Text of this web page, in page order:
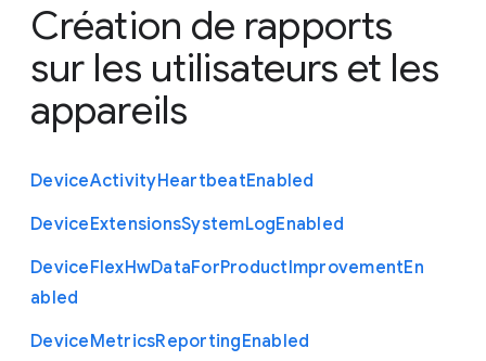
Création de rapports
sur les utilisateurs et les
appareils
DeviceActivityHeartbeatEnabled
DeviceExtensionsSystemLogEnabled
DeviceFlexHwDataForProductImprovementEn
abled
DeviceMetricsReportingEnabled